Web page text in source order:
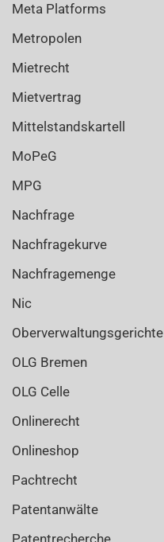
Meta Platforms
Metropolen
Mietrecht
Mietvertrag
Mittelstandskartell
MoPeG
MPG
Nachfrage
Nachfragekurve
Nachfragemenge
Nic
Oberverwaltungsgerichte
OLG Bremen
OLG Celle
Onlinerecht
Onlineshop
Pachtrecht
Patentanwälte
Patentrecherche